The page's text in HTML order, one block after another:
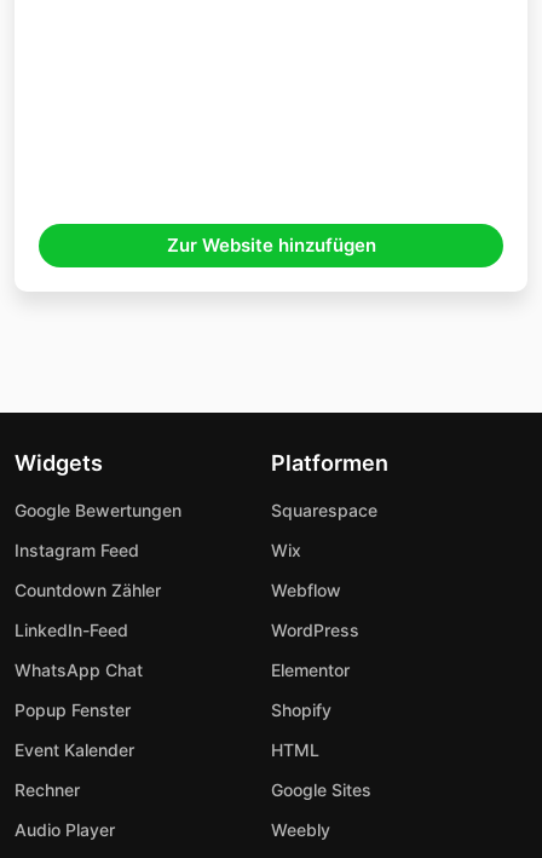
Zur Website hinzufügen
Widgets
Google Bewertungen
Instagram Feed
Countdown Zähler
LinkedIn-Feed
WhatsApp Chat
Popup Fenster
Event Kalender
Rechner
Audio Player
Platformen
Squarespace
Wix
Webflow
WordPress
Elementor
Shopify
HTML
Google Sites
Weebly